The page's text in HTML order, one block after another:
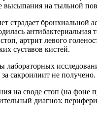
высыпания на тыльной
страдает
артрит левого
суставов кистей.
лабораторных
сакроилиит не получено.
на своде стоп (на фоне
диагноз: